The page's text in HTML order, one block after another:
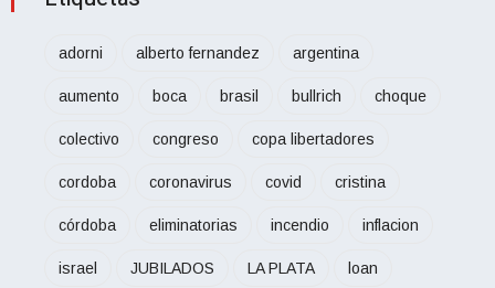
adorni alberto fernandez argentina
aumento boca brasil bullrich choque
colectivo congreso copa libertadores
cordoba coronavirus covid cristina
córdoba eliminatorias incendio inflacion
israel JUBILADOS LA PLATA loan